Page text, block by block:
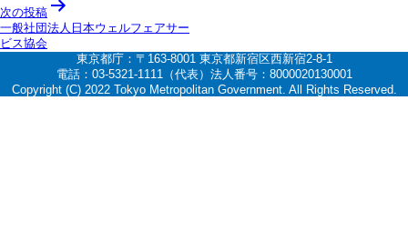
ナ
ビ
ゲ
ー
次の投稿
一般社団法人日本ウェルフェアサー
ビス協会
東京都庁：〒163-8001 東京都新宿区西新宿2-8-1
電話：03-5321-1111（代表）法人番号：8000020130001
Copyright (C) 2022 Tokyo Metropolitan Government. All Rights Reserved.